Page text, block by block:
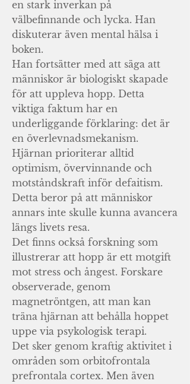
en stark inverkan på
välbefinnande och lycka. Han
diskuterar även mental hälsa i
boken.
Han fortsätter med att säga att
människor är biologiskt skapade
för att uppleva hopp. Detta
viktiga faktum har en
underliggande förklaring: det är
en överlevnadsmekanism.
Hjärnan prioriterar alltid
optimism, övervinnande och
motståndskraft inför defaitism.
Detta beror på att människor
annars inte skulle kunna avancera
längs livets resa.
Det finns också forskning som
illustrerar att hopp är ett motgift
mot stress och ångest. Forskare
observerade, genom
magnetröntgen, att man kan
träna hjärnan att behålla hoppet
uppe via psykologisk terapi.
Det sker genom kraftig aktivitet i
områden som orbitofrontala
prefrontala cortex. Men även